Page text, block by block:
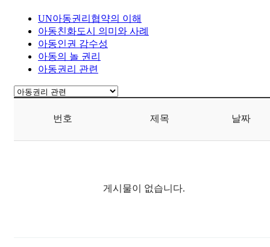
UN아동권리협약의 이해
아동친화도시 의미와 사례
아동인권 감수성
아동의 놀 권리
아동권리 관련
번호 제목 날짜
게시물이 없습니다.